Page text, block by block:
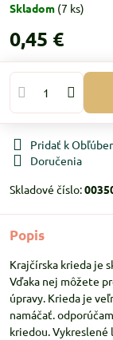
Skladom (7 ks)
0,45 €
Pridať k
Doručenia
Skladové číslo:
Popis
Krajčírska krieda je
Vďaka nej môžete
úpravy. Krieda je
namáčať.
kriedou. Vykreslené